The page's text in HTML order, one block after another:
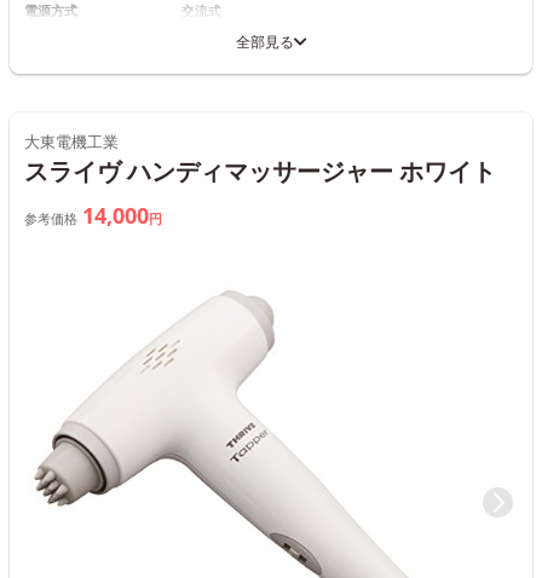
電源方式 交流式
全部見る
大東電機工業
スライヴ ハンディマッサージャー ホワイト
参考価格 14,000円